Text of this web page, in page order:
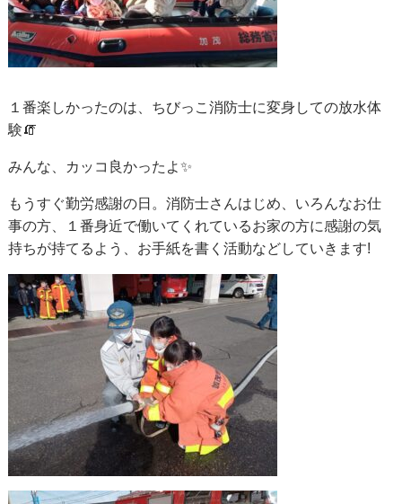
１番楽しかったのは、ちびっこ消防士に変身しての放水体
験🧯
みんな、カッコ良かったよ✨
もうすぐ勤労感謝の日。消防士さんはじめ、いろんなお仕
事の方、１番身近で働いてくれているお家の方に感謝の気
持ちが持てるよう、お手紙を書く活動などしていきます!